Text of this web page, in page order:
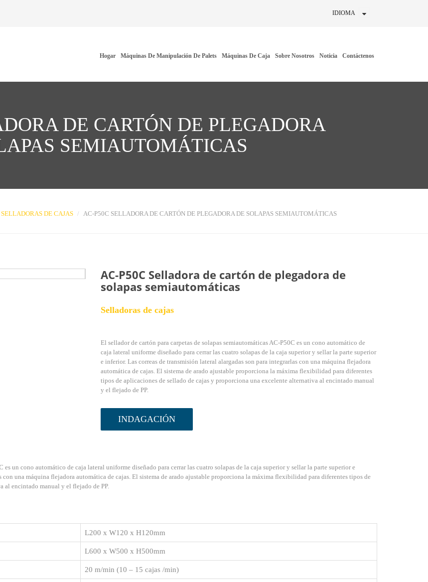
IDIOMA
Hogar Máquinas De Manipulación De Palets Máquinas De Caja Sobre Nosotros Noticia Contáctenos
DE CARTÓN DE PLEGADORA
SEMIAUTOMÁTICAS
SELLADORAS DE CAJAS AC-P50C SELLADORA DE CARTÓN DE PLEGADORA DE SOLAPAS SEMIAUTOMÁTICAS
AC-P50C Selladora de cartón de plegadora de
solapas semiautomáticas
Selladoras de cajas
El sellador de cartón para carpetas de solapas semiautomáticas AC-P50C es un cono automático de
caja lateral uniforme diseñado para cerrar las cuatro solapas de la caja superior y sellar la parte superior
e inferior. Las correas de transmisión lateral alargadas son para integrarlas con una máquina flejadora
automática de cajas. El sistema de arado ajustable proporciona la máxima flexibilidad para diferentes
tipos de aplicaciones de sellado de cajas y proporciona una excelente alternativa al encintado manual
y el flejado de PP.
INDAGACIÓN
es un cono automático de caja lateral uniforme diseñado para cerrar las cuatro solapas de la caja superior y sellar la parte superior e
una máquina flejadora automática de cajas. El sistema de arado ajustable proporciona la máxima flexibilidad para diferentes tipos de
al encintado manual y el flejado de PP.
L200 x W120 x H120mm
L600 x W500 x H500mm
20 m/min (10 – 15 cajas /min)